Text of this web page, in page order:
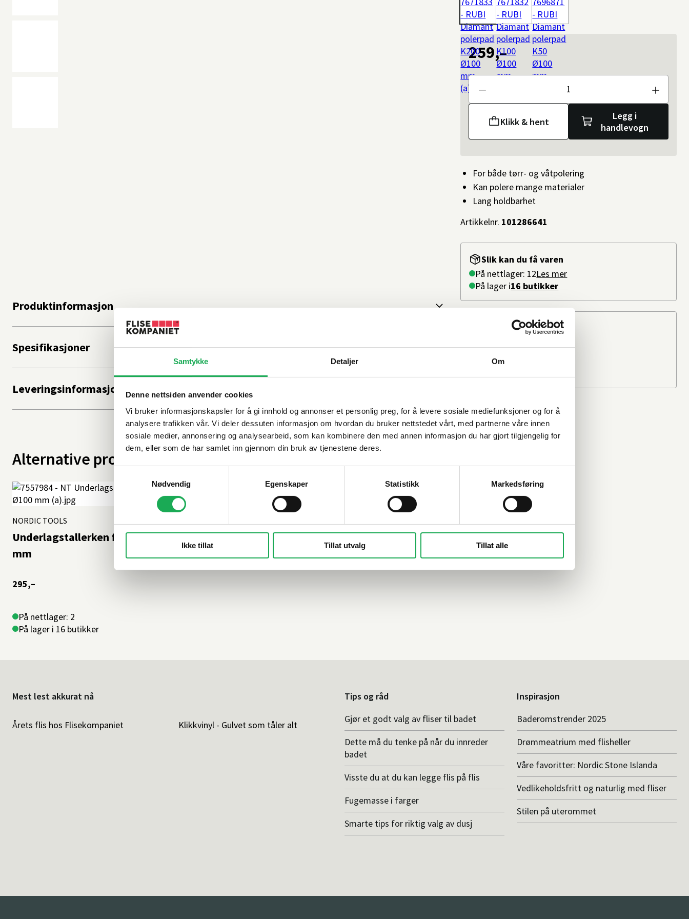
Samtykke Detaljer Om
Denne nettsiden anvender cookies
Vi bruker informasjonskapsler for å gi innhold og annonser et personlig preg, for å levere sosiale mediefunksjoner og for å
analysere trafikken vår. Vi deler dessuten informasjon om hvordan du bruker nettstedet vårt, med partnerne våre innen
sosiale medier, annonsering og analysearbeid, som kan kombinere den med annen informasjon du har gjort tilgjengelig for
dem, eller som de har samlet inn gjennom din bruk av tjenestene deres.
Nødvendig
Egenskaper Statistikk Markedsføring
Ikke tillat Tillat utvalg Tillat alle
259,–
Antall
Klikk & hent
Legg i
handlevogn
Slik kan du få varen
På nettlager: 12Les mer
På lager i16 butikker
For både tørr- og våtpolering
Kan polere mange materialer
Lang holdbarhet
Artikkelnr. 101286641
Beregn frakten
Produktinformasjon
Spesifikasjoner
Leveringsinformasjon
Alternative produkter
Underlagstallerken for polerpads Ø100
mm
NORDIC TOOLS
295,–
På nettlager: 2
På lager i 16 butikker
Mest lest akkurat nå
Årets flis hos Flisekompaniet Klikkvinyl - Gulvet som tåler alt
Tips og råd
Gjør et godt valg av fliser til badet
Dette må du tenke på når du innreder
badet
Visste du at du kan legge flis på flis
Fugemasse i farger
Smarte tips for riktig valg av dusj
Inspirasjon
Baderomstrender 2025
Drømmeatrium med flisheller
Våre favoritter: Nordic Stone Islanda
Vedlikeholdsfritt og naturlig med fliser
Stilen på uterommet